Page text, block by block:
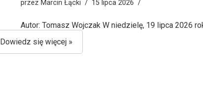
przez Marcin Łącki 15 lipca 2026
Autor: Tomasz Wojczak W niedzielę, 19 lipca 2026
Dowiedz się więcej »